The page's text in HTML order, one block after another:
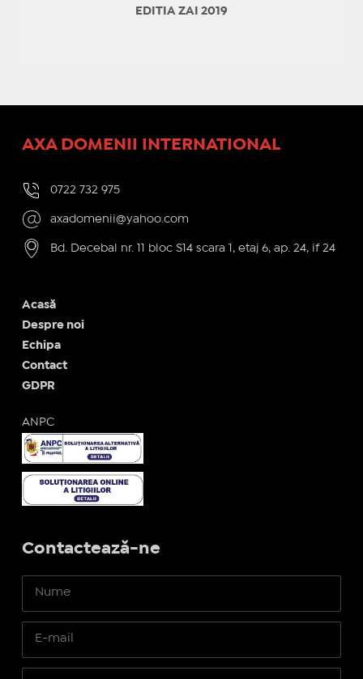
EDITIA ZAI 2019
AXA DOMENII INTERNATIONAL
0722 732 975
axadomenii@yahoo.com
Bd. Decebal nr. 11 bloc S14 scara 1, etaj 6, ap. 24, if 24
Acasă
Despre noi
Echipa
Contact
GDPR
ANPC
Contactează-ne